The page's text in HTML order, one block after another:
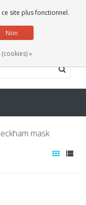
0 Articles
mask
site plus fonctionnel.
Non
»